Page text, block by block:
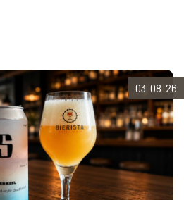
03-08-26